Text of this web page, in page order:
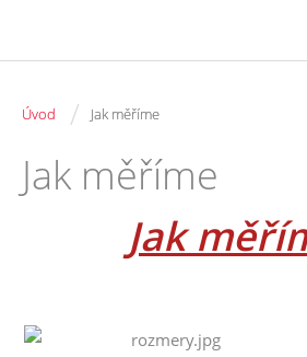
Úvod / Jak měříme
Jak měříme
Jak